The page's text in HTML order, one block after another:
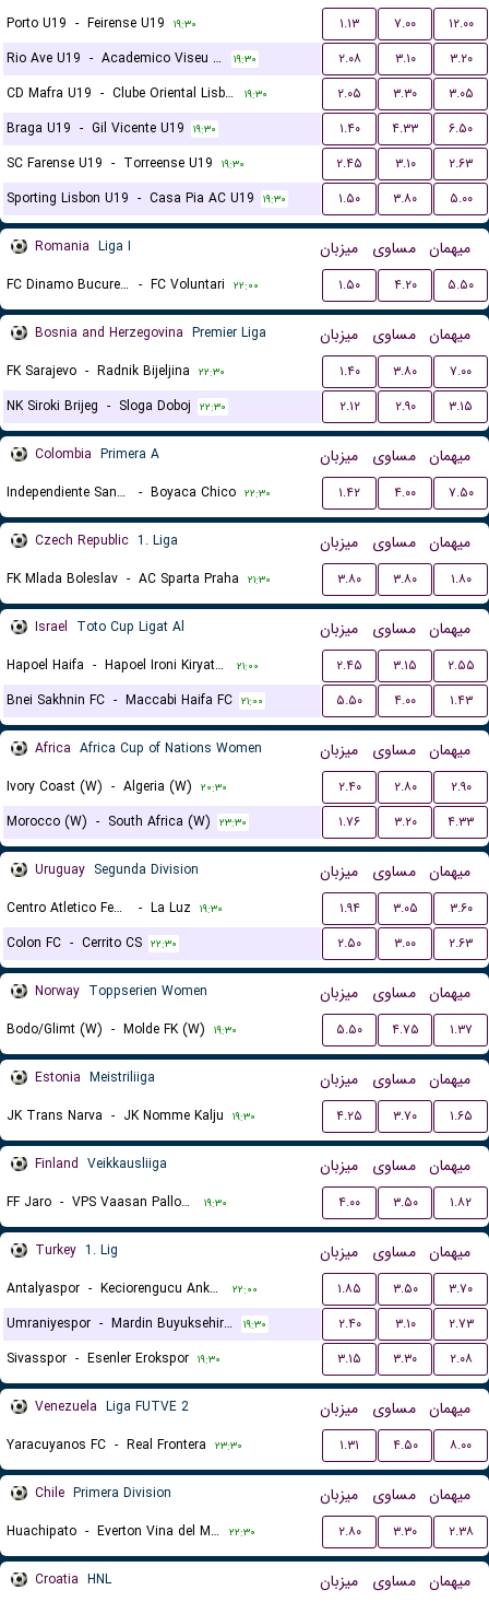
Porto U19 - Feirense U19 ۱۹:۳۰ ۱.۱۳ ۷.۰۰
۱۲.۰۰
Rio Ave U19 - Academico Viseu U19 ۱۹:۳۰ ۲.۰۸ ۳.۱۰
۳.۲۰
CD Mafra U19 - Clube Oriental Lisboa U19 ۱۹:۳۰ ۲.۰۵ ۳.۳۰
۳.۰۵
Braga U19 - Gil Vicente U19 ۱۹:۳۰ ۱.۴۰ ۴.۳۳
۶.۵۰
SC Farense U19 - Torreense U19 ۱۹:۳۰ ۲.۴۵ ۳.۱۰
۲.۶۳
Sporting Lisbon U19 - Casa Pia AC U19 ۱۹:۳۰ ۱.۵۰ ۳.۸۰ ۵.۰۰
Romania Liga I میزبان مساوی میهمان
FC Dinamo Bucuresti - FC Voluntari ۲۲:۰۰ ۱.۵۰ ۴.۲۰ ۵.۵۰
Bosnia and Herzegovina Premier Liga میزبان مساوی میهمان
FK Sarajevo - Radnik Bijeljina ۲۲:۳۰ ۱.۴۰ ۳.۸۰
۷.۰۰
NK Siroki Brijeg - Sloga Doboj ۲۲:۳۰ ۲.۱۲ ۲.۹۰ ۳.۱۵
Colombia Primera A میزبان مساوی میهمان
Independiente Santa Fe - Boyaca Chico ۲۲:۳۰ ۱.۴۲ ۴.۰۰ ۷.۵۰
Czech Republic 1. Liga میزبان مساوی میهمان
FK Mlada Boleslav - AC Sparta Praha ۲۱:۳۰ ۳.۸۰ ۳.۸۰ ۱.۸۰
Israel Toto Cup Ligat Al میزبان مساوی میهمان
Hapoel Haifa - Hapoel Ironi Kiryat Shmona ۲۱:۰۰ ۲.۴۵ ۳.۱۵
۲.۵۵
Bnei Sakhnin FC - Maccabi Haifa FC ۲۱:۰۰ ۵.۵۰ ۴.۰۰ ۱.۴۳
Africa Africa Cup of Nations Women میزبان مساوی میهمان
Ivory Coast (W) - Algeria (W) ۲۰:۳۰ ۲.۴۰ ۲.۸۰
۲.۹۰
Morocco (W) - South Africa (W) ۲۳:۳۰ ۱.۷۶ ۳.۲۰ ۴.۳۳
Uruguay Segunda Division میزبان مساوی میهمان
Centro Atletico Fenix Montevideo - La Luz ۱۹:۳۰ ۱.۹۴ ۳.۰۵
۳.۶۰
Colon FC - Cerrito CS ۲۲:۳۰ ۲.۵۰ ۳.۰۰ ۲.۶۳
Norway Toppserien Women میزبان مساوی میهمان
Bodo/Glimt (W) - Molde FK (W) ۱۹:۳۰ ۵.۵۰ ۴.۷۵ ۱.۳۷
Estonia Meistriliiga میزبان مساوی میهمان
JK Trans Narva - JK Nomme Kalju ۱۹:۳۰ ۴.۲۵ ۳.۷۰ ۱.۶۵
Finland Veikkausliiga میزبان مساوی میهمان
FF Jaro - VPS Vaasan Palloseura ۱۹:۳۰ ۴.۰۰ ۳.۵۰ ۱.۸۲
Turkey 1. Lig میزبان مساوی میهمان
Antalyaspor - Keciorengucu Ankara ۲۲:۰۰ ۱.۸۵ ۳.۵۰
۳.۷۰
Umraniyespor - Mardin Buyuksehir Belediyespor ۱۹:۳۰ ۲.۴۰ ۳.۱۰
۲.۷۳
Sivasspor - Esenler Erokspor ۱۹:۳۰ ۳.۱۵ ۳.۳۰ ۲.۰۸
Venezuela Liga FUTVE 2 میزبان مساوی میهمان
Yaracuyanos FC - Real Frontera ۲۳:۳۰ ۱.۳۱ ۴.۵۰ ۸.۰۰
Chile Primera Division میزبان مساوی میهمان
Huachipato - Everton Vina del Mar ۲۲:۳۰ ۲.۸۰ ۳.۳۰ ۲.۳۸
Croatia HNL میزبان مساوی میهمان